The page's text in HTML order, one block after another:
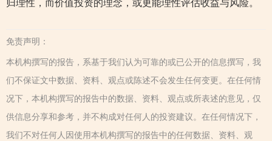
归理性，而价值投资的理念，或更能理性评估收益与风险。
免责声明：
本机构撰写的报告，系基于我们认为可靠的或已公开的信息撰写，我
们不保证文中数据、资料、观点或陈述不会发生任何变更。在任何情
况下，本机构撰写的报告中的数据、资料、观点或所表述的意见，仅
供信息分享和参考，并不构成对任何人的投资建议。在任何情况下，
我们不对任何人因使用本机构撰写的报告中的任何数据、资料、观